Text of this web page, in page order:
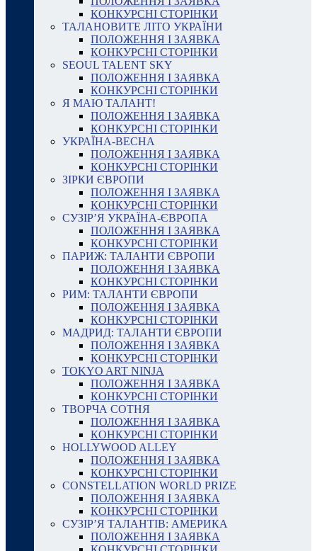
КОНКУРСНІ СТОРІНКИ
ТАЛАНОВИТЕ ЛІТО УКРАЇНИ
ПОЛОЖЕННЯ І ЗАЯВКА
КОНКУРСНІ СТОРІНКИ
SEOUL TALENT SKY
ПОЛОЖЕННЯ І ЗАЯВКА
КОНКУРСНІ СТОРІНКИ
Я МАЮ ТАЛАНТ!
ПОЛОЖЕННЯ І ЗАЯВКА
КОНКУРСНІ СТОРІНКИ
УКРАЇНА-ВЕСНА
ПОЛОЖЕННЯ І ЗАЯВКА
КОНКУРСНІ СТОРІНКИ
ЗІРКИ ЄВРОПИ
ПОЛОЖЕННЯ І ЗАЯВКА
КОНКУРСНІ СТОРІНКИ
СУЗІР’Я УКРАЇНА-ЄВРОПА
ПОЛОЖЕННЯ І ЗАЯВКА
КОНКУРСНІ СТОРІНКИ
ПАРИЖ: ТАЛАНТИ ЄВРОПИ
ПОЛОЖЕННЯ І ЗАЯВКА
КОНКУРСНІ СТОРІНКИ
РИМ: ТАЛАНТИ ЄВРОПИ
ПОЛОЖЕННЯ І ЗАЯВКА
КОНКУРСНІ СТОРІНКИ
МАДРИД: ТАЛАНТИ ЄВРОПИ
ПОЛОЖЕННЯ І ЗАЯВКА
КОНКУРСНІ СТОРІНКИ
TOKYO ART NINJA
ПОЛОЖЕННЯ І ЗАЯВКА
КОНКУРСНІ СТОРІНКИ
ТВОРЧА СОТНЯ
ПОЛОЖЕННЯ І ЗАЯВКА
КОНКУРСНІ СТОРІНКИ
HOLLYWOOD ALLEY
ПОЛОЖЕННЯ І ЗАЯВКА
КОНКУРСНІ СТОРІНКИ
CONSTELLATION WORLD PRIZE
ПОЛОЖЕННЯ І ЗАЯВКА
КОНКУРСНІ СТОРІНКИ
СУЗІР’Я ТАЛАНТІВ: АМЕРИКА
ПОЛОЖЕННЯ І ЗАЯВКА